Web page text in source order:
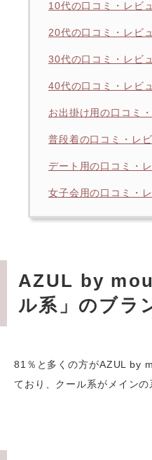
10代の口コミ・レビ
20代の口コミ・レビ
30代の口コミ・レビ
40代の口コミ・レビ
お出掛け用の口コミ
普段着の口コミ・レ
デート用の口コミ・
女子会用の口コミ・
AZUL by
ル系」のブラ
81％と多くの方がAZUL by
ており、 クール系がメインの